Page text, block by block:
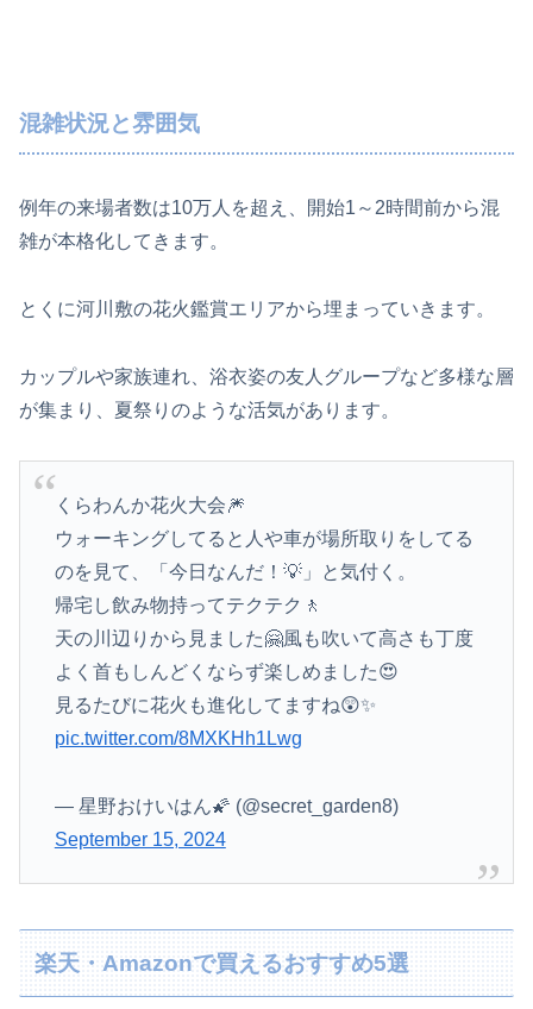
混雑状況と雰囲気
例年の来場者数は10万人を超え、開始1～2時間前から混
雑が本格化してきます。
とくに河川敷の花火鑑賞エリアから埋まっていきます。
カップルや家族連れ、浴衣姿の友人グループなど多様な層
が集まり、夏祭りのような活気があります。
くらわんか花火大会🎆
ウォーキングしてると人や車が場所取りをしてる
のを見て、「今日なんだ！💡」と気付く。
帰宅し飲み物持ってテクテク🚶
天の川辺りから見ました🤗風も吹いて高さも丁度
よく首もしんどくならず楽しめました😍
見るたびに花火も進化してますね😲✨
pic.twitter.com/8MXKHh1Lwg
— 星野おけいはん🌠 (@secret_garden8)
September 15, 2024
楽天・Amazonで買えるおすすめ5選